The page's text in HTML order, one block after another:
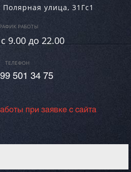
Полярная улица, 31Гс1
РАБОТЫ
9.00 до 22.00
ТЕЛЕФОН
501 34 75
при заявке с сайта